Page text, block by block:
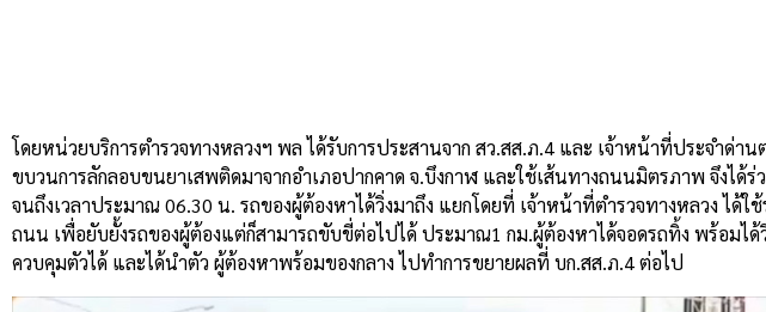
โดยหน่วยบริการตำรวจทางหลวงฯ พล ได้รับการประสานจาก สว.สส.ภ.4 และ เจ้าหน้าที่ประจำด่าน
ขบวนการลักลอบขนยาเสพติดมาจากอำเภอปากคาด จ.บึงกาฬ และใช้เส้นทางถนนมิตรภาพ จึงได้
จนถึงเวลาประมาณ 06.30 น. รถของผู้ต้องหาได้วิ่งมาถึง แยกโดยที่ เจ้าหน้าที่ตำรวจทางหลวง ได้ใ
ถนน เพื่อยับยั้งรถของผู้ต้องแต่ก็สามารถขับขี่ต่อไปได้ประมาณ1 กม.ผู้ต้องหาได้จอดรถทิ้ง พร้อมได้
ควบคุมตัวได้ และได้นำตัว ผู้ต้องหาพร้อมของกลาง ไปทำการขยายผลที่ บก.สส.ภ.4ต่อไป